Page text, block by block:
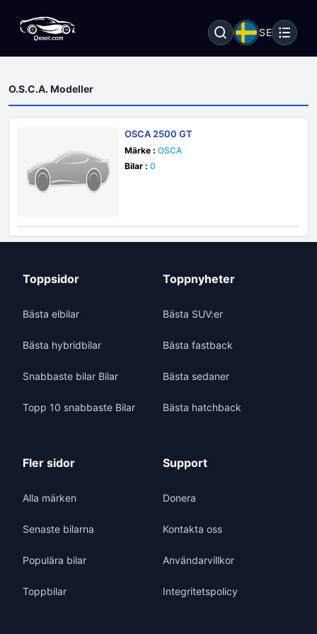
SE
O.S.C.A. Modeller
OSCA 2500 GT
Märke : OSCA
Bilar : 0
Toppsidor
Bästa elbilar
Bästa hybridbilar
Snabbaste bilar Bilar
Topp 10 snabbaste Bilar
Toppnyheter
Bästa SUV:er
Bästa fastback
Bästa sedaner
Bästa hatchback
Fler sidor
Alla märken
Senaste bilarna
Populära bilar
Toppbilar
Support
Donera
Kontakta oss
Användarvillkor
Integritetspolicy